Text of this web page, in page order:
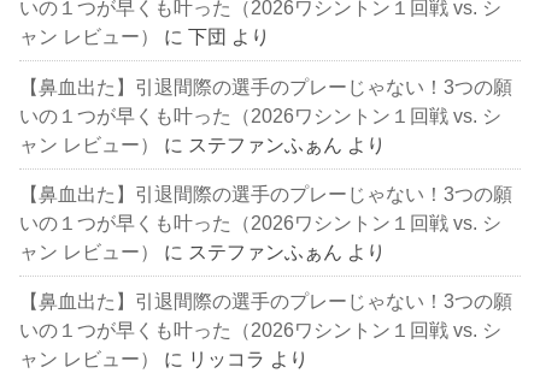
いの１つが早くも叶った（2026ワシントン１回戦 vs. シ
ャン レビュー）
に下団 より
【鼻血出た】引退間際の選手のプレーじゃない！3つの願
いの１つが早くも叶った（2026ワシントン１回戦 vs. シ
ャン レビュー）
に ステファンふぁん より
【鼻血出た】引退間際の選手のプレーじゃない！3つの願
いの１つが早くも叶った（2026ワシントン１回戦 vs. シ
ャン レビュー）
に ステファンふぁん より
【鼻血出た】引退間際の選手のプレーじゃない！3つの願
いの１つが早くも叶った（2026ワシントン１回戦 vs. シ
ャン レビュー）
に リッコラ より